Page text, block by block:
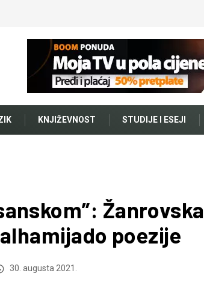
KNJIŽEVNOST STUDIJE I ESEJI
Žanrovska
poezije
30. augusta 2021.